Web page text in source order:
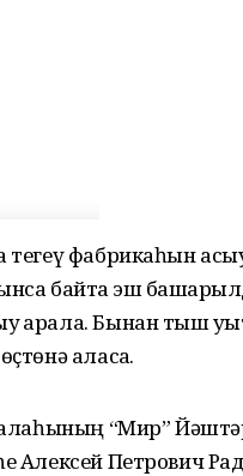
тегеү фабрикаһын
байтаҡ эш
Бынан тыш
аласаҡ.
“Мир”
Алексей Петрович